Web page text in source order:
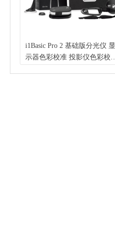
i1Basic Pro 2 基础版分光仪 显
示器色彩校准 投影仪色彩校准